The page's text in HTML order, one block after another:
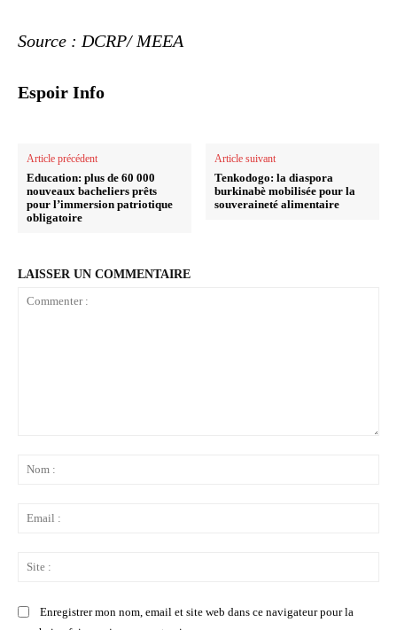
Source : DCRP/ MEEA
Espoir Info
Article précédent
Education: plus de 60 000
nouveaux bacheliers prêts
pour l’immersion patriotique
obligatoire
Article suivant
Tenkodogo: la diaspora
burkinabè mobilisée pour la
souveraineté alimentaire
LAISSER UN COMMENTAIRE
Enregistrer mon nom, email et site web dans ce navigateur pour la